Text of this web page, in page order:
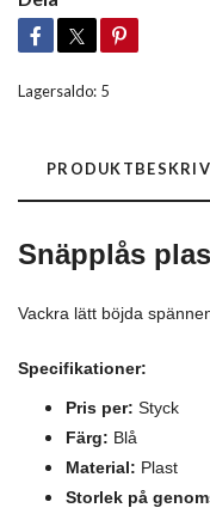
Lagersaldo: 5
Snäpplås
Vackra lätt böjda
Specifikationer:
Pris per: Styck
Färg: Blå
Material: Plast
Storlek på